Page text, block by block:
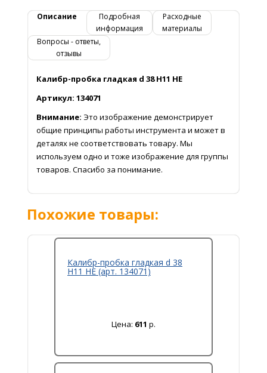
Описание
Подробная
информация
Расходные
материалы
Вопросы - ответы,
отзывы
Калибр-пробка гладкая d 38 Н11 НЕ
Артикул: 134071
Внимание: Это изображение демонстрирует
общие принципы работы инструмента и может в
деталях не соответствовать товару. Мы
используем одно и тоже изображение для группы
товаров. Спасибо за понимание.
Похожие товары:
Калибр-пробка гладкая d 38
Н11 НЕ (арт. 134071)
Цена: 611 р.